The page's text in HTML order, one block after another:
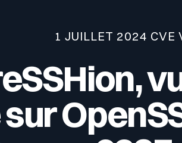
et signaux d’exposition.
1 JUILLET 2024 CVE